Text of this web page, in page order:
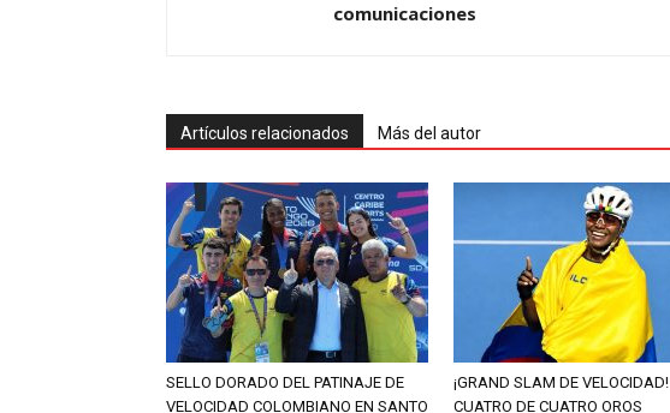
comunicaciones
Artículos relacionados Más del autor
SELLO DORADO DEL PATINAJE DE
VELOCIDAD COLOMBIANO EN SANTO
¡GRAND SLAM DE VELOCIDAD!
CUATRO DE CUATRO OROS